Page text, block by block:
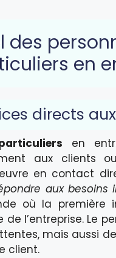
des
en
directs
en
aux clients
en contact
aux besoins
où la première
l’entreprise. Le
mais aussi
client.